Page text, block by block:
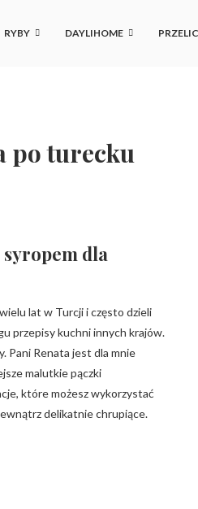
RYBY DAYLIHOME
po turecku
dla
lat w Turcji i często dzieli
przepisy kuchni innych krajów.
Pani Renata jest dla mnie
malutkie pączki
które możesz wykorzystać
delikatnie chrupiące.